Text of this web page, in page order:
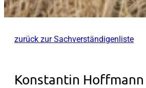
zurück zur Sachverständigenliste
Konstantin Hoffmann